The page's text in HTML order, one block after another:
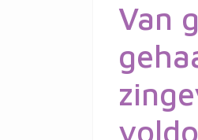
Van